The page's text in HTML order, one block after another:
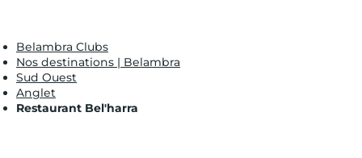
Belambra Clubs
Nos destinations | Belambra
Sud Ouest
Anglet
Restaurant Bel'harra